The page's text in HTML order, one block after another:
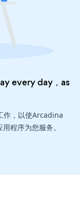
every day，as
作，以使Arcadina
程序为您服务。